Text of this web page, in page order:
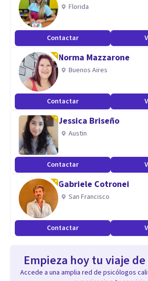
Florida
Contactar
Norma Mazzarone
Buenos Aires
Contactar
Jessica Briseño
Austin
Contactar
Gabriele Cotronei
San Francisco
Contactar
Empieza hoy tu viaje
Accede a una amplia red de psicólogos